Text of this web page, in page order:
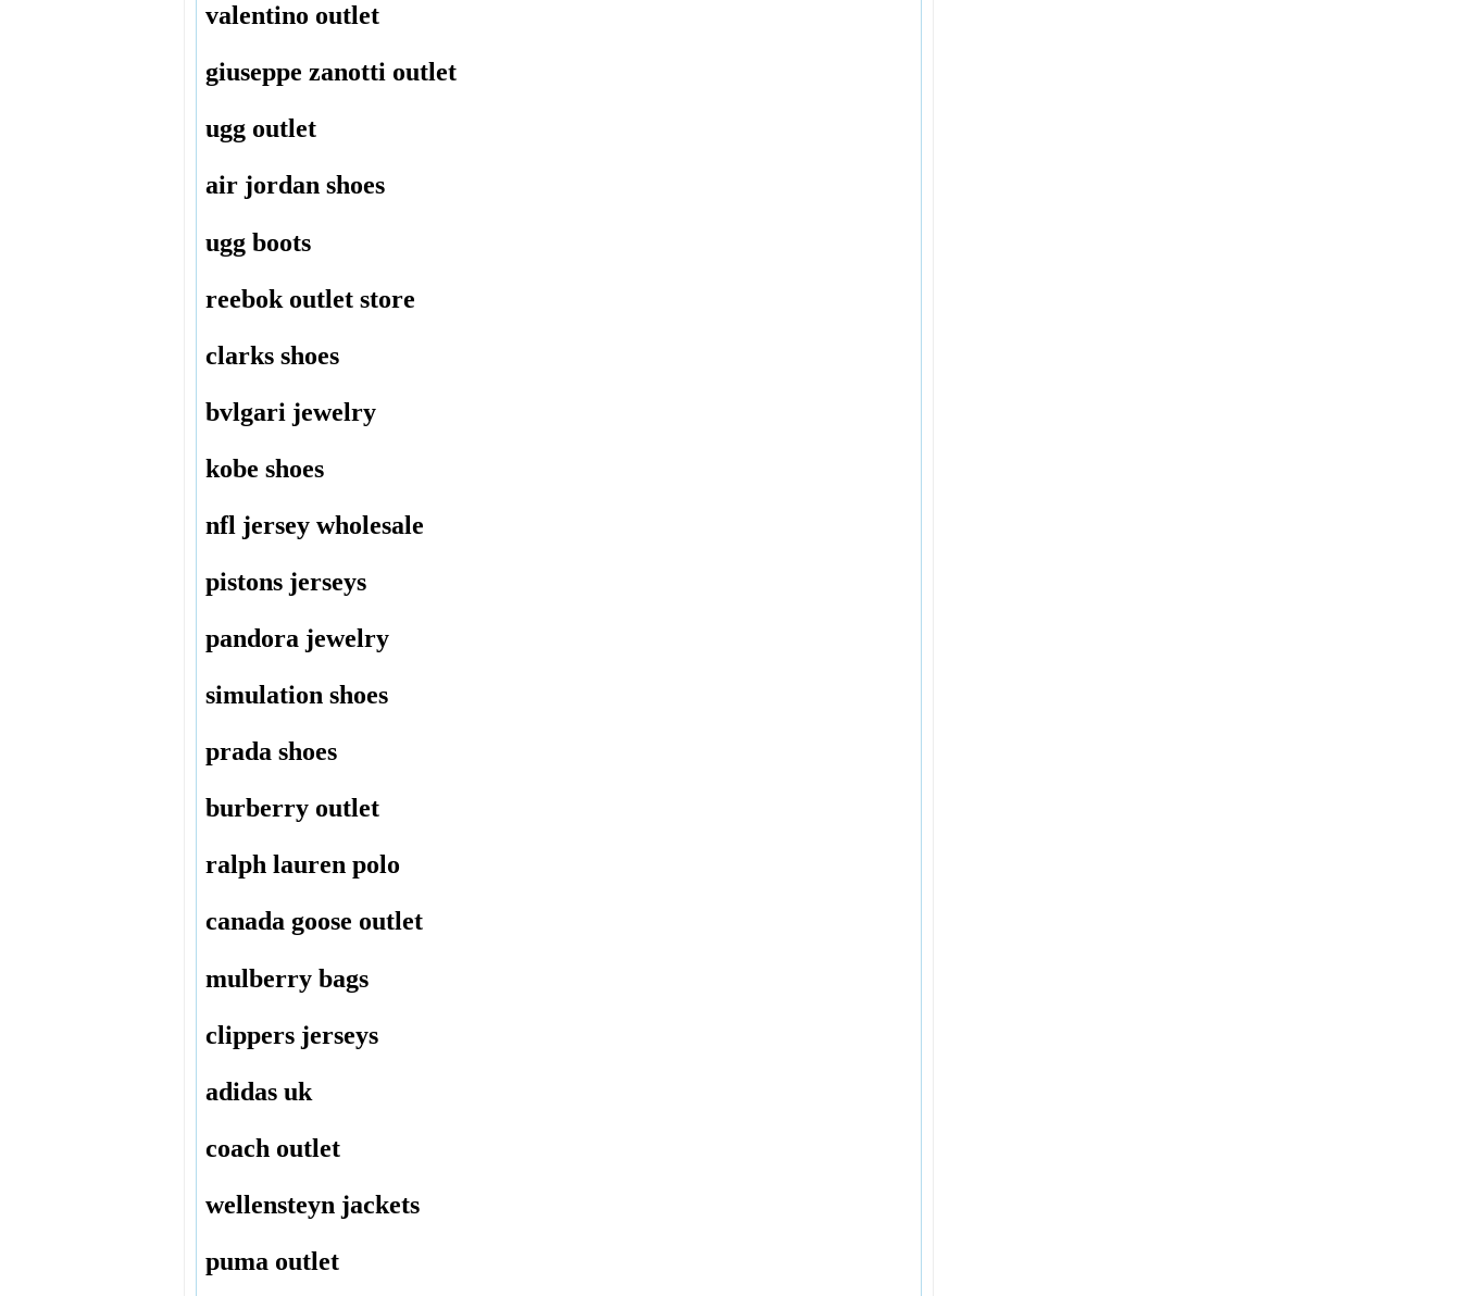
valentino outlet
giuseppe zanotti outlet
ugg outlet
air jordan shoes
ugg boots
reebok outlet store
clarks shoes
bvlgari jewelry
kobe shoes
nfl jersey wholesale
pistons jerseys
pandora jewelry
simulation shoes
prada shoes
burberry outlet
ralph lauren polo
canada goose outlet
mulberry bags
clippers jerseys
adidas uk
coach outlet
wellensteyn jackets
puma outlet